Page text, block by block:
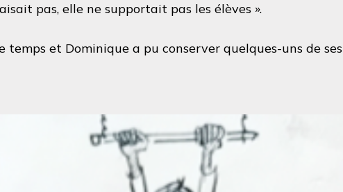
pas, elle ne supportait pas les élèves ».
temps et Dominique a pu conserver quelques-uns de ses